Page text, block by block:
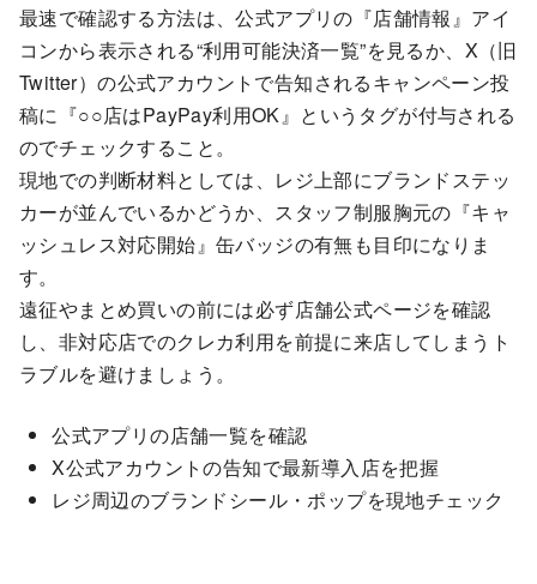
最速で確認する方法は、公式アプリの『店舗情報』アイ
コンから表示される“利用可能決済一覧”を見るか、X（旧
Twitter）の公式アカウントで告知されるキャンペーン投
稿に『○○店はPayPay利用OK』というタグが付与される
のでチェックすること。
現地での判断材料としては、レジ上部にブランドステッ
カーが並んでいるかどうか、スタッフ制服胸元の『キャ
ッシュレス対応開始』缶バッジの有無も目印になりま
す。
遠征やまとめ買いの前には必ず店舗公式ページを確認
し、非対応店でのクレカ利用を前提に来店してしまうト
ラブルを避けましょう。
公式アプリの店舗一覧を確認
X公式アカウントの告知で最新導入店を把握
レジ周辺のブランドシール・ポップを現地チェック